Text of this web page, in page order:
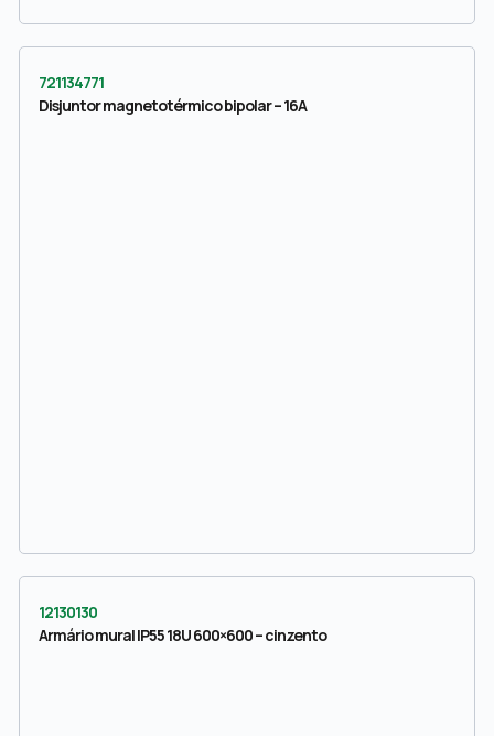
721134771
Disjuntor magnetotérmico bipolar – 16A
12130130
Armário mural IP55 18U 600×600 – cinzento